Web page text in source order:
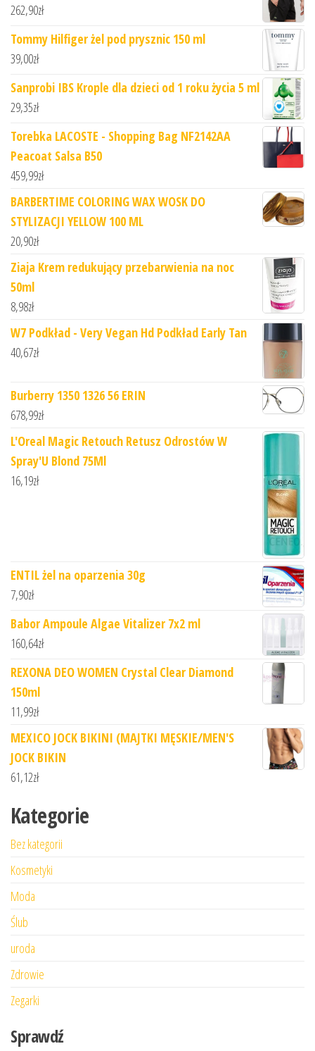
262,90zł
Tommy Hilfiger żel pod prysznic 150 ml
39,00zł
Sanprobi IBS Krople dla dzieci od 1 roku życia 5 ml
29,35zł
Torebka LACOSTE - Shopping Bag NF2142AA
Peacoat Salsa B50
459,99zł
BARBERTIME COLORING WAX WOSK DO
STYLIZACJI YELLOW 100 ML
20,90zł
Ziaja Krem redukujący przebarwienia na noc
50ml
8,98zł
W7 Podkład - Very Vegan Hd Podkład Early Tan
40,67zł
Burberry 1350 1326 56 ERIN
678,99zł
L'Oreal Magic Retouch Retusz Odrostów W
Spray'U Blond 75Ml
16,19zł
ENTIL żel na oparzenia 30g
7,90zł
Babor Ampoule Algae Vitalizer 7x2 ml
160,64zł
REXONA DEO WOMEN Crystal Clear Diamond
150ml
11,99zł
MEXICO JOCK BIKINI (MAJTKI MĘSKIE/MEN'S
JOCK BIKIN
61,12zł
Kategorie
Bez kategorii
Kosmetyki
Moda
Ślub
uroda
Zdrowie
Zegarki
Sprawdź